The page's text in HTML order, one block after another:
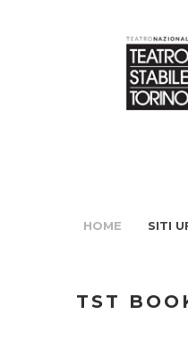
HOME SITI
TST